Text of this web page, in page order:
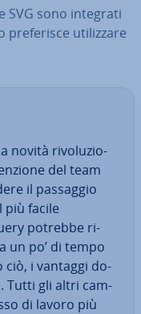
SVG sono integrati
pre­fe­ri­sce uti­liz­za­re
novità ri­vo­lu­zio­
del team
il passaggio
più facile
potrebbe ri­
un po’ di tempo
ciò, i vantaggi do­
Tutti gli altri cam­
di lavoro più